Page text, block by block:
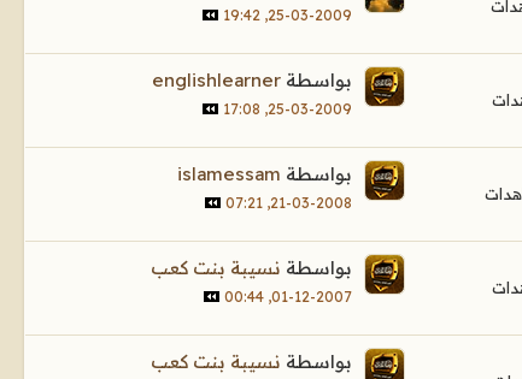
25-03-2009, 19:42
بواسطةenglishlearner
25-03-2009, 17:08
بواسطة islamessam
21-03-2008, 07:21
بواسطة نسيبة بنت كعب
01-12-2007, 00:44
بواسطة نسيبة بنت كعب